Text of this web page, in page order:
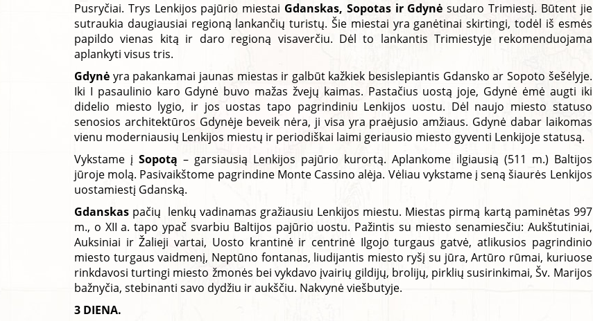
Pusryčiai. Trys Lenkijos pajūrio miestai Gdanskas, Sopotas ir Gdynė sudaro Trimiestį. Būtent jie
sutraukia daugiausiai regioną lankančių turistų. Šie miestai yra ganėtinai skirtingi, todėl iš esmės
papildo vienas kitą ir daro regioną visaverčiu. Dėl to lankantis Trimiestyje rekomenduojama
aplankyti visus tris.
Gdynė yra pakankamai jaunas miestas ir galbūt kažkiek besislepiantis Gdansko ar Sopoto šešėlyje.
Iki I pasaulinio karo Gdynė buvo mažas žvejų kaimas. Pastačius uostą joje, Gdynė ėmė augti iki
didelio miesto lygio, ir jos uostas tapo pagrindiniu Lenkijos uostu. Dėl naujo miesto statuso
senosios architektūros Gdynėje beveik nėra, ji visa yra praėjusio amžiaus. Gdynė dabar laikomas
vienu moderniausių Lenkijos miestų ir periodiškai laimi geriausio miesto gyventi Lenkijoje statusą.
Vykstame į Sopotą – garsiausią Lenkijos pajūrio kurortą. Aplankome ilgiausią (511 m.) Baltijos
jūroje molą. Pasivaikštome pagrindine Monte Cassino alėja. Vėliau vykstame į seną šiaurės Lenkijos
uostamiestį Gdanską.
Gdanskas pačių lenkų vadinamas gražiausiu Lenkijos miestu. Miestas pirmą kartą paminėtas 997
m., o XII a. tapo ypač svarbiu Baltijos pajūrio uostu. Pažintis su miesto senamiesčiu: Aukštutiniai,
Auksiniai ir Žalieji vartai, Uosto krantinė ir centrinė Ilgojo turgaus gatvė, atlikusios pagrindinio
miesto turgaus vaidmenį, Neptūno fontanas, liudijantis miesto ryšį su jūra, Artūro rūmai, kuriuose
rinkdavosi turtingi miesto žmonės bei vykdavo įvairių gildijų, brolijų, pirklių susirinkimai, Šv. Marijos
bažnyčia, stebinanti savo dydžiu ir aukščiu. Nakvynė viešbutyje.
3 DIENA.